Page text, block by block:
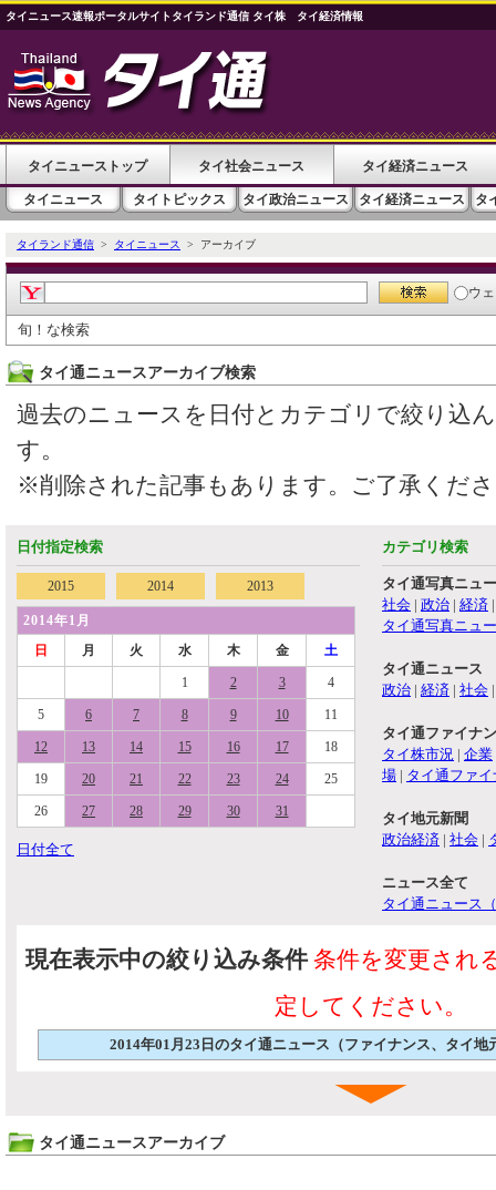
タイニュース速報ポータルサイトタイランド通信 タイ株 タイ経済情報
タイニューストップ タイ社会ニュース タイ経済ニュース
タイニュース タイトピックス タイ政治ニュース タイ経済ニュース タ
タイランド通信 > タイニュース > アーカイブ
ウ
旬！な検索
タイ通ニュースアーカイブ検索
過去のニュースを日付とカテゴリで絞り込
す。
※削除された記事もあります。ご了承くだ
日付指定検索
2015 2014 2013
2014年1月
日
月 火 水 木 金 土
1 2 3 4
5 6 7 8 9 10 11
12 13 14 15 16 17 18
19 20 21 22 23 24 25
26 27 28 29 30 31
日付全て
カテゴリ検索
タイ通写真ニュ
社会 | 政治 | 経済
タイ通写真ニュ
タイ通ニュース
政治 | 経済 | 社会
タイ通ファイナ
タイ株市況 | 企業
場 | タイ通ファ
タイ地元新聞
政治経済 | 社会 |
ニュース全て
タイ通ニュース
現在表示中の絞り込み条件 条件を変更され
定してください。
2014年01月23日のタイ通ニュース（ファイナンス、タイ地
タイ通ニュースアーカイブ